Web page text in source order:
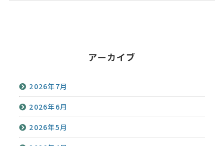
アーカイブ
2026年7月
2026年6月
2026年5月